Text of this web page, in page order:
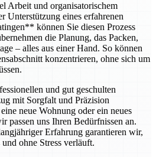
Arbeit und organisatorischem
Unterstützung eines erfahrenen
können Sie diesen Prozess
die Planung, das Packen,
– alles aus einer Hand. So können
konzentrieren, ohne sich um
und gut geschulten
mit Sorgfalt und Präzision
neue Wohnung oder ein neues
passen uns Ihren Bedürfnissen an.
Erfahrung garantieren wir,
ohne Stress verläuft.